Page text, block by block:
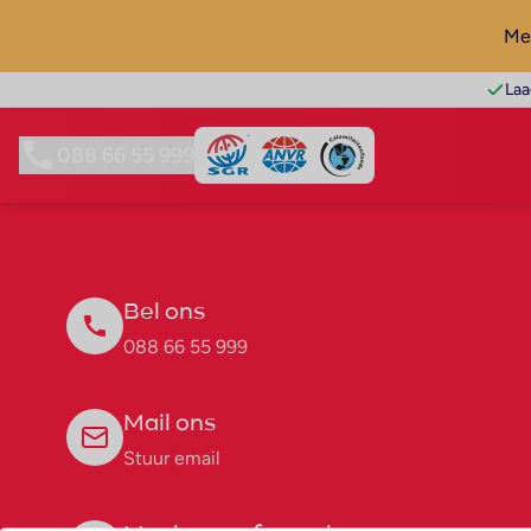
Bel ons
088 66 55 999
Mail ons
Stuur email